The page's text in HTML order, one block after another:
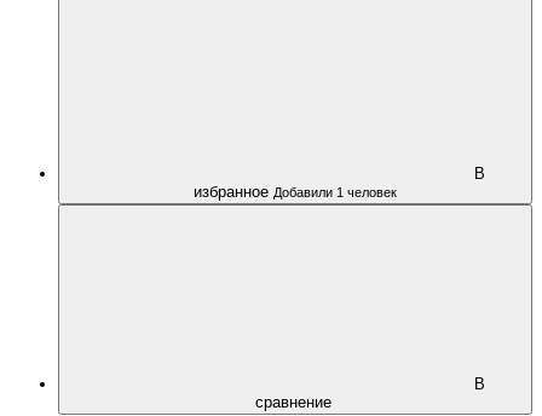
В
избранное Добавили 1 человек
В
сравнение